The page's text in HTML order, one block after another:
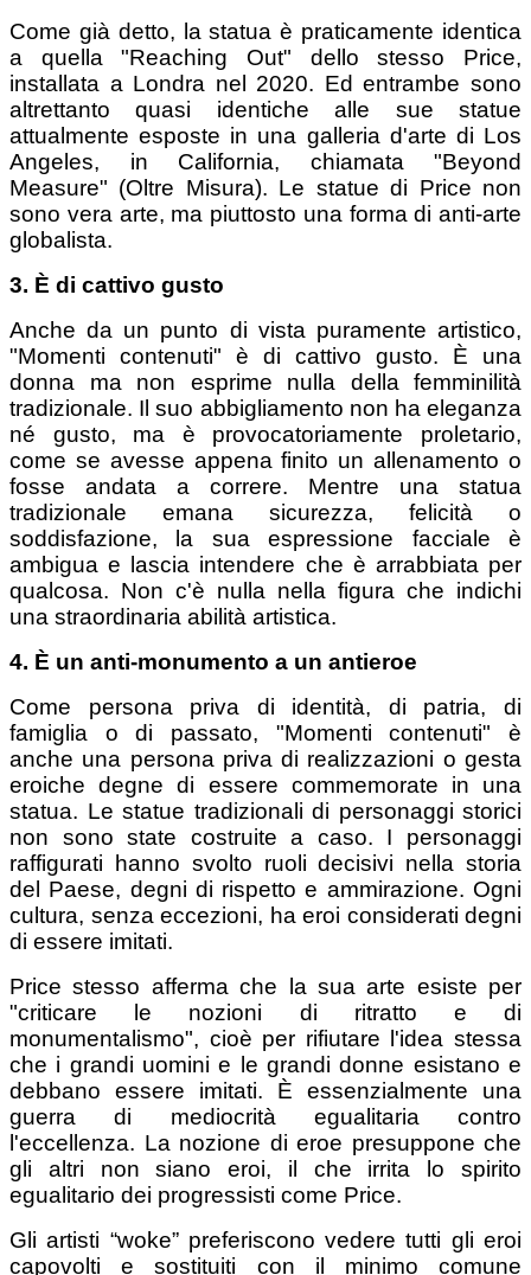
Come già detto, la statua è praticamente identica
a quella "Reaching Out" dello stesso Price,
installata a Londra nel 2020. Ed entrambe sono
altrettanto quasi identiche alle sue statue
attualmente esposte in una galleria d'arte di Los
Angeles, in California, chiamata "Beyond
Measure" (Oltre Misura). Le statue di Price non
sono vera arte, ma piuttosto una forma di anti-arte
globalista.
3. È di cattivo gusto
Anche da un punto di vista puramente artistico,
"Momenti contenuti" è di cattivo gusto. È una
donna ma non esprime nulla della femminilità
tradizionale. Il suo abbigliamento non ha eleganza
né gusto, ma è provocatoriamente proletario,
come se avesse appena finito un allenamento o
fosse andata a correre. Mentre una statua
tradizionale emana sicurezza, felicità o
soddisfazione, la sua espressione facciale è
ambigua e lascia intendere che è arrabbiata per
qualcosa. Non c'è nulla nella figura che indichi
una straordinaria abilità artistica.
4. È un anti-monumento a un antieroe
Come persona priva di identità, di patria, di
famiglia o di passato, "Momenti contenuti" è
anche una persona priva di realizzazioni o gesta
eroiche degne di essere commemorate in una
statua. Le statue tradizionali di personaggi storici
non sono state costruite a caso. I personaggi
raffigurati hanno svolto ruoli decisivi nella storia
del Paese, degni di rispetto e ammirazione. Ogni
cultura, senza eccezioni, ha eroi considerati degni
di essere imitati.
Price stesso afferma che la sua arte esiste per
"criticare le nozioni di ritratto e di
monumentalismo", cioè per rifiutare l'idea stessa
che i grandi uomini e le grandi donne esistano e
debbano essere imitati. È essenzialmente una
guerra di mediocrità egualitaria contro
l'eccellenza. La nozione di eroe presuppone che
gli altri non siano eroi, il che irrita lo spirito
egualitario dei progressisti come Price.
Gli artisti “woke” preferiscono vedere tutti gli eroi
capovolti e sostituiti con il minimo comune